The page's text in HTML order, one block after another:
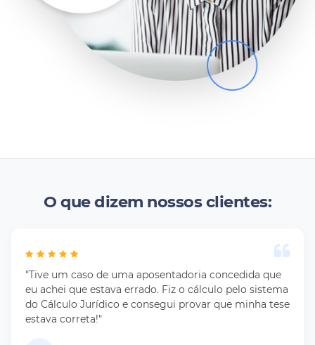
O que dizem nossos clientes:
"Tive um caso de uma aposentadoria concedida que
eu achei que estava errado. Fiz o cálculo pelo sistema
do Cálculo Jurídico e consegui provar que minha tese
estava correta!"